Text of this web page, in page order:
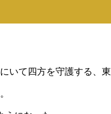
いて四方を守護する、東